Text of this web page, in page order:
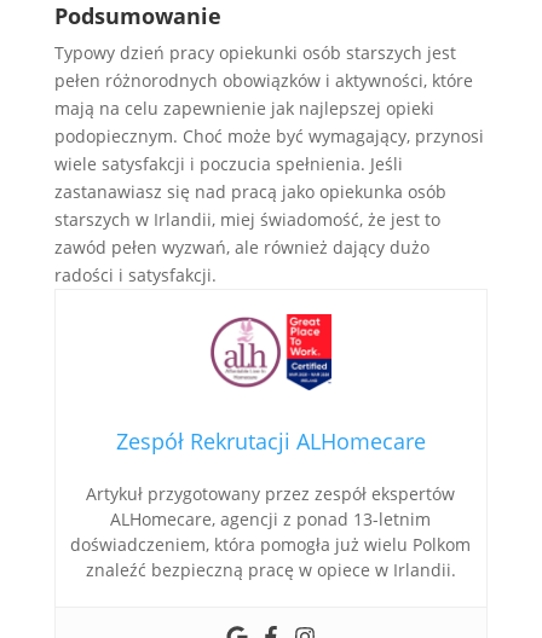
Podsumowanie
Typowy dzień pracy opiekunki osób starszych jest
pełen różnorodnych obowiązków i aktywności, które
mają na celu zapewnienie jak najlepszej opieki
podopiecznym. Choć może być wymagający, przynosi
wiele satysfakcji i poczucia spełnienia. Jeśli
zastanawiasz się nad pracą jako opiekunka osób
starszych w Irlandii, miej świadomość, że jest to
zawód pełen wyzwań, ale również dający dużo
radości i satysfakcji.
Zespół Rekrutacji ALHomecare
Artykuł przygotowany przez zespół ekspertów
ALHomecare, agencji z ponad 13-letnim
doświadczeniem, która pomogła już wielu Polkom
znaleźć bezpieczną pracę w opiece w Irlandii.